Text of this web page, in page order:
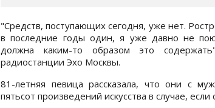
"Средств, поступающих сегодня, уже нет.
в последние годы один, я уже давно не
должна каким-то образом это
радиостанции Эхо Москвы.
81-летняя певица рассказала, что они с
пятьсот произведений искусства в случае,